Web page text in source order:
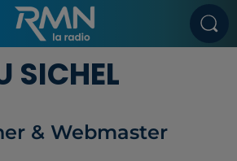
SICHEL
& Webmaster